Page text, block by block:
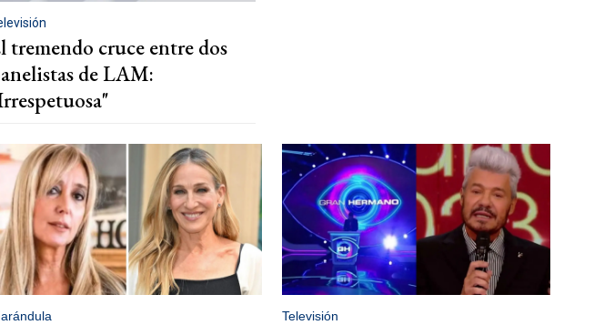
tremendo cruce entre dos
de LAM:
Televisión